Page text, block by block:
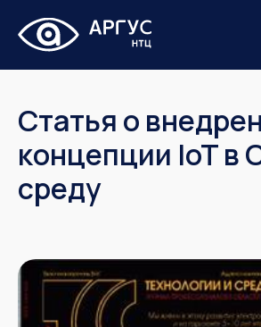
Статья о
концепции IoT в
среду